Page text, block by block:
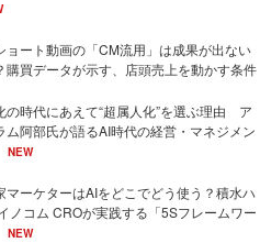
ョート動画の「CM流用」は成果が出ない
購買データが示す、店頭売上を動かす条件
の時代にあえて“超属人化”を選ぶ理由 ア
ム阿部氏が語るAI時代の経営・マネジメン
NEW
マーケターはAIをどこでどう使う？積水ハ
ノコム CROが実践する「5Sフレームワー
NEW